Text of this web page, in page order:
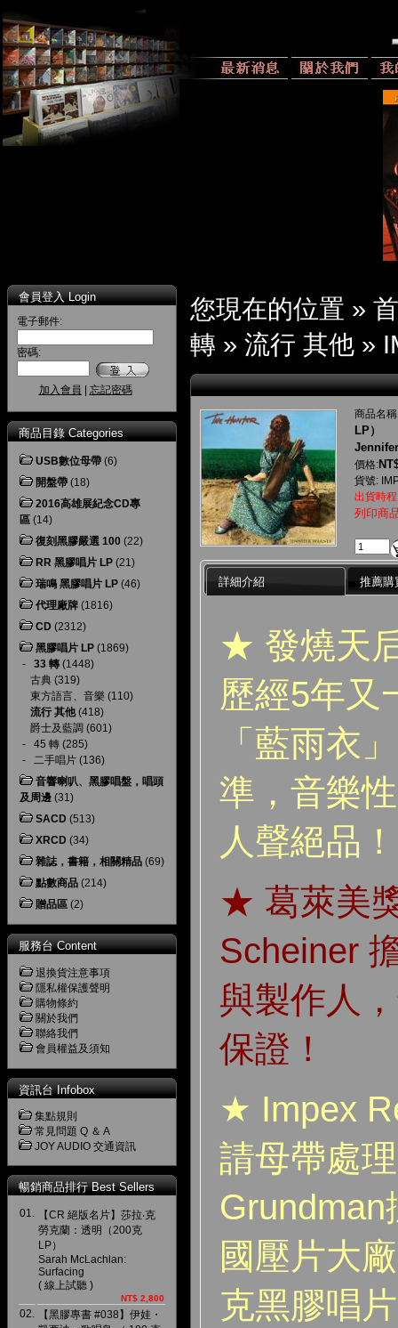
會員登入 Login
電子郵件:
密碼:
加入會員 忘記密碼
商品目錄 Categories
USB數位母帶 (6)
開盤帶 (18)
2016高雄展紀念CD專
區 (14)
復刻黑膠嚴選 100 (22)
RR 黑膠唱片 LP (21)
瑞鳴 黑膠唱片 LP (46)
代理廠牌 (1816)
CD (2312)
黑膠唱片 LP (1869)
- 33 轉 (1448)
古典 (319)
東方語言、音樂 (110)
流行 其他(418)
爵士及藍調 (601)
- 45 轉 (285)
- 二手唱片 (136)
音響喇叭、黑膠唱盤，唱頭
及周邊 (31)
SACD (513)
XRCD (34)
雜誌，書籍，相關精品 (69)
點數商品 (214)
贈品區 (2)
服務台 Content
退換貨注意事項
隱私權保護聲明
購物條約
關於我們
聯絡我們
會員權益及須知
資訊台 Infobox
集點規則
常見問題 Q ＆ A
JOY AUDIO 交通資訊
暢銷商品排行 Best Sellers
01.
【CR 絕版名片】莎拉‧克
勞克蘭：透明（200克
LP）
Sarah McLachlan:
Surfacing
( 線上試聽 )
NT$ 2,800
02.
【黑膠專書 #038】伊娃・
您現在的位置 »
轉 » 流行 其他 »
商品名
LP）
價格:
貨號:
出貨時
列印商
詳細介紹 推薦購
★ 發燒天
歷經5年又
「藍雨衣
準，音樂
人聲絕品！
★ 葛萊美
Scheiner
與製作人
保證！
★ Impex
請母帶處
國壓片大
克黑膠唱